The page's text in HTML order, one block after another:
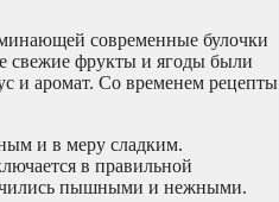
современные булочки
свежие фрукты и ягоды были
и аромат. Со временем рецепты
и в меру сладким.
в правильной
пышными и нежными.